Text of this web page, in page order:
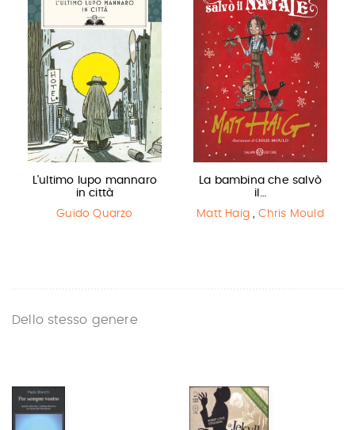
L'ultimo lupo mannaro
in città
Guido Quarzo
La bambina che salvò
il…
Matt Haig , Chris Mould
Dello stesso genere